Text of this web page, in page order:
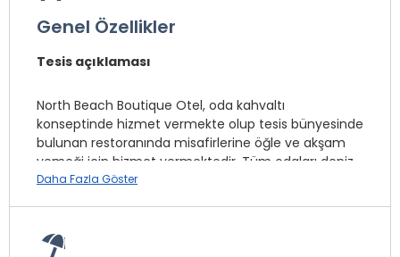
Genel Özellikler
Tesis açıklaması
North Beach Boutique Otel, oda kahvaltı
konseptinde hizmet vermekte olup tesis bünyesinde
bulunan restoranında misafirlerine öğle ve akşam
yemeği için hizmet vermektedir. Tüm odaları deniz
manzaralı olan otelimizde odalarımız özel tasarımdır.
Daha Fazla Göster